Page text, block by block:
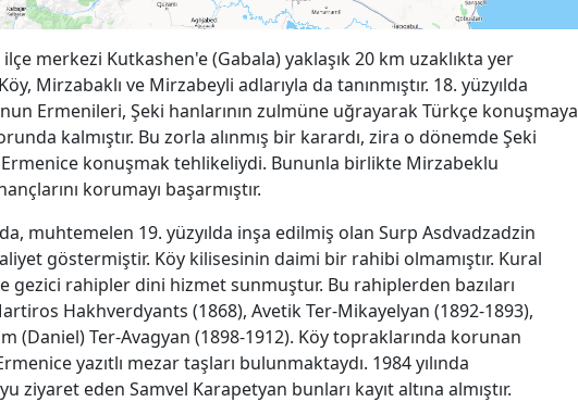
merkezi Kutkashen'e (Gabala) yaklaşık 20 km uzaklıkta yer
Mirzabaklı ve Mirzabeyli adlarıyla da tanınmıştır. 18. yüzyılda
Ermenileri, Şeki hanlarının zulmüne uğrayarak Türkçe konuşmaya
kalmıştır. Bu zorla alınmış bir karardı, zira o dönemde Şeki
Ermenice konuşmak tehlikeliydi. Bununla birlikte Mirzabeklu
korumayı başarmıştır.
muhtemelen 19. yüzyılda inşa edilmiş olan Surp Asdvadzadzin
göstermiştir. Köy kilisesinin daimi bir rahibi olmamıştır. Kural
gezici rahipler dini hizmet sunmuştur. Bu rahiplerden bazıları
Hakhverdyants (1868), Avetik Ter-Mikayelyan (1892-1893),
(Daniel) Ter-Avagyan (1898-1912). Köy topraklarında korunan
yazıtlı mezar taşları bulunmaktaydı. 1984 yılında
ziyaret eden Samvel Karapetyan bunları kayıt altına almıştır.